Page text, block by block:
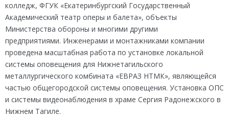
колледж, ФГУК «Екатеринбургский Государственный
Академический театр оперы и балета», объекты
Министерства обороны и многими другими
предприятиями. Инженерами и монтажниками компании
проведена масштабная работа по установке локальной
системы оповещения для Нижнетагильского
металлургического комбината «ЕВРАЗ НТМК», являющейся
частью общегородской системы оповещения. Установка ОПС
и системы видеонаблюдения в храме Сергия Радонежского в
Нижнем Тагиле.